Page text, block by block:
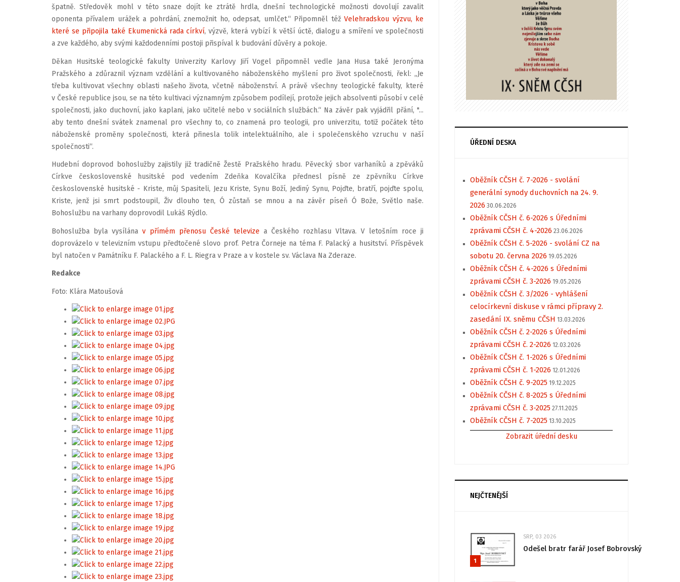
špatně. Středověk mohl v této snaze dojít ke ztrátě hrdla, dnešní technologické možnosti dovolují zavalit
oponenta přívalem urážek a pohrdání, znemožnit ho, odepsat, umlčet.“ Připomněl téžVelehradskou výzvu, ke
které se připojila také Ekumenická rada církví, výzvě, která vybízí k větší úctě, dialogu a smíření ve společnosti
a zve každého, aby svými každodenními postoji přispíval k budování důvěry a pokoje.
Děkan Husitské teologické fakulty Univerzity Karlovy Jiří Vogel připomněl vedle Jana Husa také Jeronýma
Pražského a zdůraznil význam vzdělání a kultivovaného náboženského myšlení pro život společnosti, řekl: „Je
třeba kultivovat všechny oblasti našeho života, včetně náboženství. A právě všechny teologické fakulty, které
v České republice jsou, se na této kultivaci významným způsobem podílejí, protože jejich absolventi působí v celé
společnosti, jako duchovní, jako kaplani, jako učitelé nebo v sociálních službách.“ Na závěr pak vyjádřil přání, "...
aby tento dnešní svátek znamenal pro všechny to, co znamená pro teologii, pro univerzitu, totiž počátek této
náboženské proměny společnosti, která přinesla tolik intelektuálního, ale i společenského vzruchu v naší
společnosti“.
Hudební doprovod bohoslužby zajistily již tradičně Žestě Pražského hradu. Pěvecký sbor varhaníků a zpěváků
Církve československé husitské pod vedením Zdeňka Kovalčíka přednesl písně ze zpěvníku Církve
československé husitské - Kriste, můj Spasiteli, Jezu Kriste, Synu Boží, Jediný Synu, Pojďte, bratří, pojďte spolu,
Kriste, jenž jsi smrt podstoupil, Živ dlouho ten, Ó zůstaň se mnou a na závěr píseň Ó Bože, Světlo naše.
Bohoslužbu na varhany doprovodil Lukáš Rýdlo.
Bohoslužba byla vysílána v přímém přenosu České televize a Českého rozhlasu Vltava. V letošním roce ji
doprovázelo v televizním vstupu předtočené slovo prof. Petra Čorneje na téma F. Palacký a husitství. Příspěvek
byl natočen v Památníku F. Palackého a F. L. Riegra v Praze a v kostele sv. Václava Na Zderaze.
Redakce
Foto: Klára Matoušová
ÚŘEDNÍ DESKA
Oběžník CČSH č. 7-2026 - svolání
generální synody duchovních na 24. 9.
2026 30.06.2026
Oběžník CČSH č. 6-2026 s Úředními
zprávami CČSH č. 4-2026 23.06.2026
Oběžník CČSH č. 5-2026 - svolání CZ na
sobotu 20. června 2026 19.05.2026
Oběžník CČSH č. 4-2026 s Úředními
zprávami CČSH č. 3-2026 19.05.2026
Oběžník CČSH č. 3/2026 - vyhlášení
celocírkevní diskuse v rámci přípravy 2.
zasedání IX. sněmu CČSH 13.03.2026
Oběžník CČSH č. 2-2026 s Úředními
zprávami CČSH č. 2-2026 12.03.2026
Oběžník CČSH č. 1-2026 s Úředními
zprávami CČSH č. 1-2026 12.01.2026
Oběžník CČSH č. 9-2025 19.12.2025
Oběžník CČSH č. 8-2025 s Úředními
zprávami CČSH č. 3-2025 27.11.2025
Oběžník CČSH č. 7-2025 13.10.2025
Zobrazit úřední desku
NEJČTENĚJŠÍ
1
SRP, 03 2026
Odešel bratr farář Josef Bobrovský